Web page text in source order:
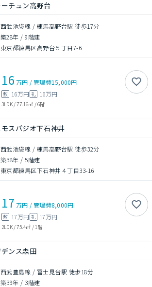
ーチュン高野台
西武池袋線 / 練馬高野台駅 徒歩17分
築28年 /9階建
東京都練馬区高野台５丁目7-6
16 万円 /管理費15,000円
敷 16万円 礼 16万円
3LDK/77.16㎡ /6階
モスパジオ下石神井
西武池袋線 / 練馬高野台駅 徒歩32分
築38年 /5階建
東京都練馬区下石神井４丁目33-16
17 万円 /管理費8,000円
敷 17万円 礼 17万円
2LDK/75.4㎡ / 1階
デンス森田
西武豊島線 / 富士見台駅 徒歩18分
築39年 / 3階建